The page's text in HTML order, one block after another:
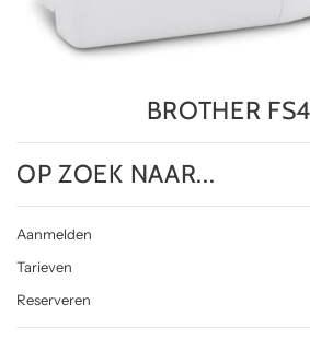
BROTHER
OP ZOEK NAAR...
Aanmelden
Tarieven
Reserveren